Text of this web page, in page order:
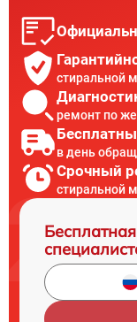
стиральной
ремонт по
в день
Срочный
стиральной